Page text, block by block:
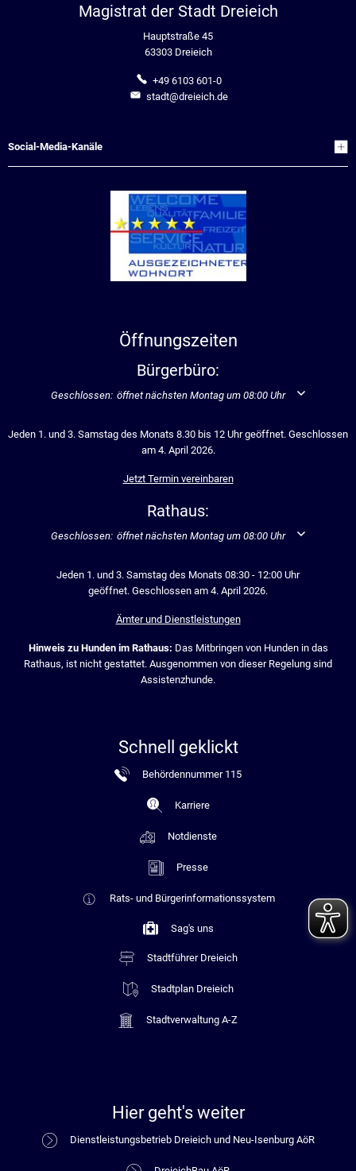
Magistrat der Stadt Dreieich
Hauptstraße 45
63303 Dreieich
+49 6103 601-0
stadt@dreieich.de
Social-Media-Kanäle
Öffnungszeiten
Bürgerbüro:
Klicken, um weitere Öffnungs- oder Schließzeiten auszublenden
Geschlossen: öffnet nächsten Montag um 08:00 Uhr
Jeden 1. und 3. Samstag des Monats 8.30 bis 12 Uhr geöffnet. Geschlossen
am 4. April 2026.
Jetzt Termin vereinbaren
Rathaus:
Klicken, um weitere Öffnungs- oder Schließzeiten auszublenden
Geschlossen: öffnet nächsten Montag um 08:00 Uhr
Jeden 1. und 3. Samstag des Monats 08:30 - 12:00 Uhr
geöffnet. Geschlossen am 4. April 2026.
Ämter und Dienstleistungen
Hinweis zu Hunden im Rathaus: Das Mitbringen von Hunden in das
Rathaus, ist nicht gestattet. Ausgenommen von dieser Regelung sind
Assistenzhunde.
Schnell geklickt
Behördennummer 115
Karriere
Notdienste
Presse
Rats- und Bürgerinformationssystem
Sag's uns
Stadtführer Dreieich
Stadtplan Dreieich
Stadtverwaltung A-Z
Hier geht's weiter
Dienstleistungsbetrieb Dreieich und Neu-Isenburg AöR